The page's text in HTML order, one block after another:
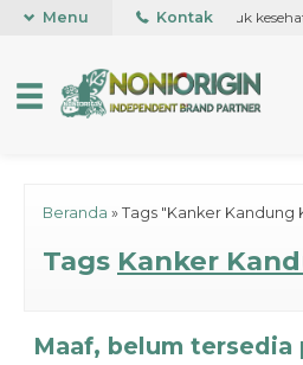
on pertama kali di dunia, untuk
Menu Kontak
Beranda » Tags "Kanker Kandung
Tags Kanker
Maaf, belum tersedia